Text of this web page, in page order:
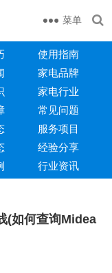
菜单
使用指南
家电品牌
家电行业
常见问题
服务项目
经验分享
行业资讯
(如何查询Midea